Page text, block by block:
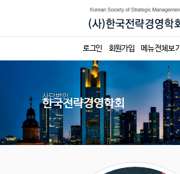
로그인 회원가입 메뉴전체보기
사단법인
한국전략경영학회